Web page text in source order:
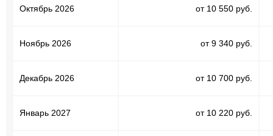
Октябрь 2026 от 10 550 руб.
Ноябрь 2026 от 9 340 руб.
Декабрь 2026 от 10 700 руб.
Январь 2027 от 10 220 руб.